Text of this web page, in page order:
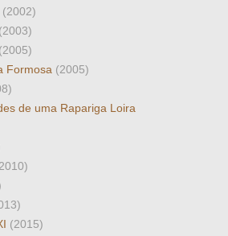
(2002)
(2003)
(2005)
Formosa (2005)
de uma Rapariga Loira
(2015)